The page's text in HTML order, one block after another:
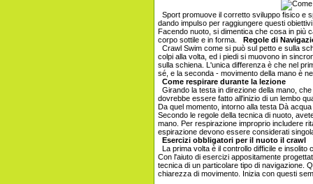
Sport promuove il corretto sviluppo fisico e
dando impulso per raggiungere questi
Facendo nuoto, si dimentica che cosa in più
corpo sottile e in forma.
Regole di
Crawl Swim come si può sul petto e sulla
colpi alla volta, ed i piedi si muovono in
sulla schiena. L'unica differenza è che nel
sé, e la seconda - movimento della mano è
Come respirare durante la lezione
Girando la testa in direzione della mano,
dovrebbe essere fatto all'inizio di un lembo
Da quel momento, intorno alla testa Dà
Secondo le regole della tecnica di nuoto,
mano. Per respirazione improprio includere
espirazione devono essere considerati
Esercizi obbligatori per il nuoto il crawl
La prima volta è il controllo difficile e
Con l'aiuto di esercizi appositamente
tecnica di un particolare tipo di navigazione.
chiarezza di movimento. Inizia con questi